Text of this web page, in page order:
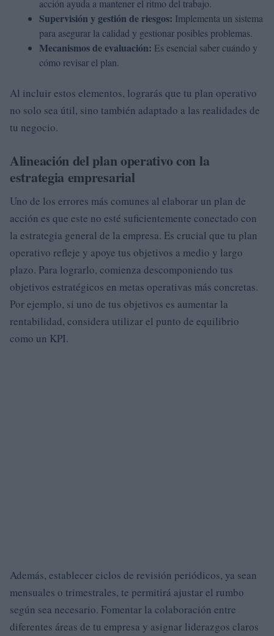
acción ayuda a mantener el ritmo del trabajo.
Supervisión y gestión de riesgos: Implementa un sistema
para asegurar la calidad y gestionar posibles problemas.
Mecanismos de evaluación: Es esencial saber cuándo y
cómo revisar el plan.
Al incluir estos elementos, lograrás que tu plan operativo
no solo sea útil, sino también adaptado a las realidades de
tu negocio.
Alineación del plan operativo con la
estrategia empresarial
Uno de los errores más comunes al elaborar un plan de
acción es que este no esté suficientemente conectado con
la estrategia general de la empresa. Es crucial que tu plan
operativo refleje y apoye tus objetivos a medio y largo
plazo. Para lograrlo, comienza descomponiendo tus
objetivos estratégicos en metas operativas más concretas.
Por ejemplo, si uno de tus objetivos es aumentar la
rentabilidad, considera utilizar el punto de equilibrio
como un KPI.
Además, establecer ciclos de revisión periódicos, ya sean
mensuales o trimestrales, te permitirá ajustar el rumbo
según sea necesario. Fomentar la colaboración entre
diferentes áreas de tu empresa y asignar liderazgos claros